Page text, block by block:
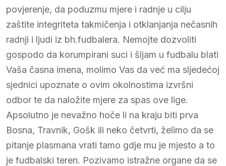
povjerenje, da poduzmu mjere i radnje u cilju
zaštite integriteta takmičenja i otklanjanja nečasnih
radnji i ljudi iz bh.fudbalera. Nemojte dozvoliti
gospodo da korumpirani suci i šljam u fudbalu blati
Vaša časna imena, molimo Vas da već ma sljedećoj
sjednici upoznate o ovim okolnostima izvršni
odbor te da naložite mjere za spas ove lige.
Apsolutno je nevažno hoče li na kraju biti prva
Bosna, Travnik, Gošk ili neko četvrti, želimo da se
pitanje plasmana vrati tamo gdje mu je mjesto a to
je fudbalski teren. Pozivamo istražne organe da se